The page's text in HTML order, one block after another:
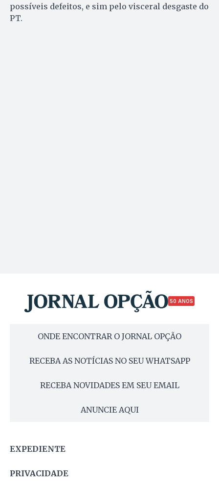
possíveis defeitos, e sim pelo visceral desgaste do
PT.
50 ANOS
ONDE ENCONTRAR O JORNAL OPÇÃO
RECEBA AS NOTÍCIAS NO SEU WHATSAPP
RECEBA NOVIDADES EM SEU EMAIL
ANUNCIE AQUI
EXPEDIENTE
PRIVACIDADE